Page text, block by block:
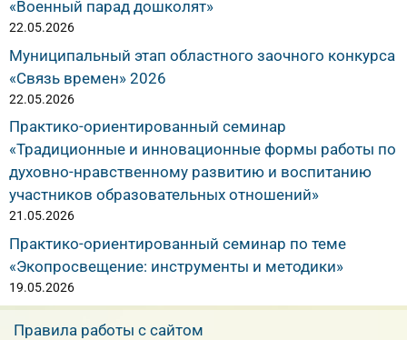
«Военный парад дошколят»
22.05.2026
Муниципальный этап областного заочного конкурса
«Связь времен» 2026
22.05.2026
Практико-ориентированный семинар
«Традиционные и инновационные формы работы по
духовно-нравственному развитию и воспитанию
участников образовательных отношений»
21.05.2026
Практико-ориентированный семинар по теме
«Экопросвещение: инструменты и методики»
19.05.2026
Правила работы с сайтом